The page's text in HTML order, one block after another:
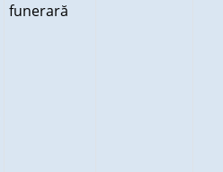
funerară